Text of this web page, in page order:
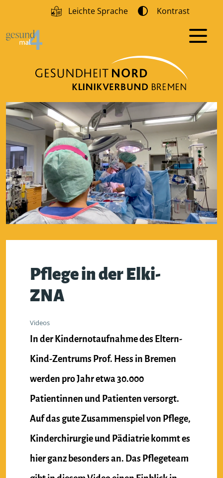
Leichte Sprache Kontrast
Pflege in der Elki-
ZNA
Videos
In der Kindernotaufnahme des Eltern-
Kind-Zentrums Prof. Hess in Bremen
werden pro Jahr etwa 30.000
Patientinnen und Patienten versorgt.
Auf das gute Zusammenspiel von Pflege,
Kinderchirurgie und Pädiatrie kommt es
hier ganz besonders an. Das Pflegeteam